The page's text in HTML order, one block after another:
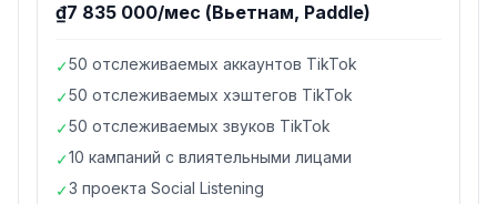
₫7 835 000/мес (Вьетнам, Paddle)
✓50 отслеживаемых аккаунтов TikTok
✓50 отслеживаемых хэштегов TikTok
✓50 отслеживаемых звуков TikTok
✓10 кампаний с влиятельными лицами
✓3 проекта Social Listening